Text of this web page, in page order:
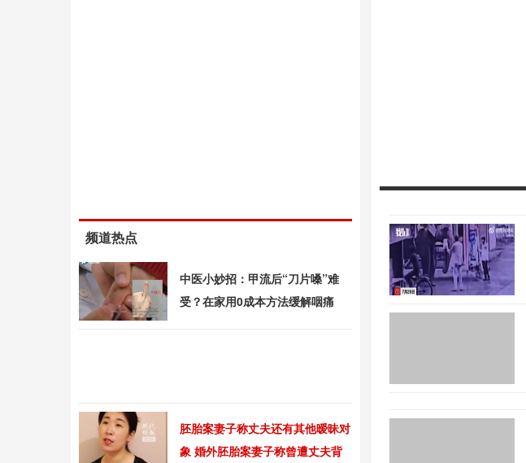
频道热点
中医小妙招：甲流后“刀片嗓”难
受？在家用0成本方法缓解咽痛
胚胎案妻子称丈夫还有其他暧昧对
象 婚外胚胎案妻子称曾遭丈夫背